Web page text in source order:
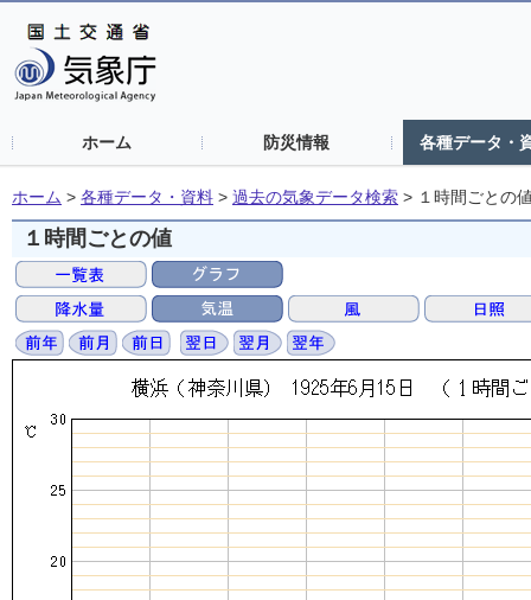
ホーム 防災情報 各種データ・
ホーム > 各種データ・資料 > 過去の気象データ検索 > １時間ごとの
１時間ごとの値